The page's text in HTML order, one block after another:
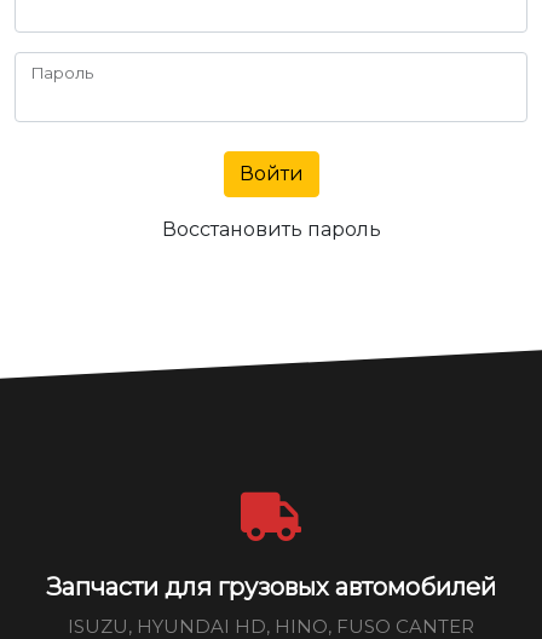
Пароль
Войти
Восстановить пароль
Запчасти для грузовых автомобилей
ISUZU, HYUNDAI HD, HINO, FUSO CANTER